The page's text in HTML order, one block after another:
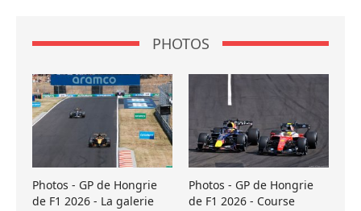
PHOTOS
Photos - GP de Hongrie
de F1 2026 - La galerie
Photos - GP de Hongrie
de F1 2026 - Course